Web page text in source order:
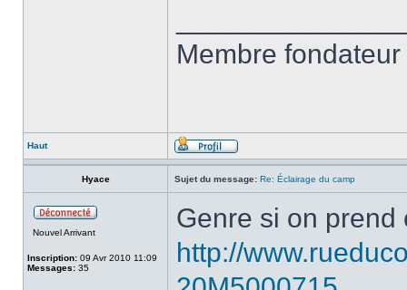
Membre
Haut
Hyace Sujet du message: Re: Éclairage du camp
Nouvel Arrivant
Inscription: 09 Avr 2010 11:09
Messages: 35
Genre si on prend
http://